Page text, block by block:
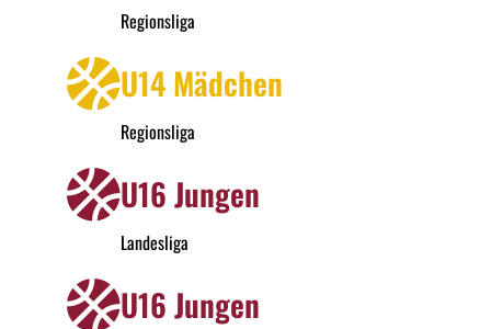
Regionsliga
U14 Mädchen
Regionsliga
U16 Jungen
Landesliga
U16 Jungen